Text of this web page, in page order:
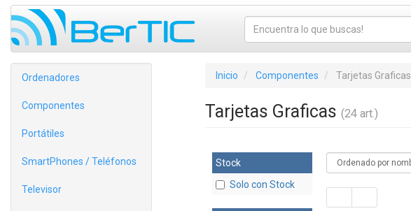
Ordenadores
Componentes
Portátiles
SmartPhones / Teléfonos
Televisor
Inicio Componentes Tarjetas Graficas
Tarjetas Graficas (24 art.)
Stock
Solo con Stock